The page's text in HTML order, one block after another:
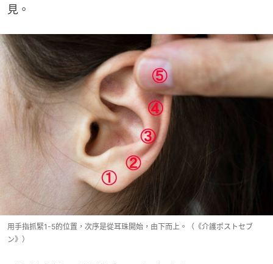
見。
用手指抓緊1-5的位置，次序是從耳珠開始，由下而上。（《介護ポストセブ
ン》）